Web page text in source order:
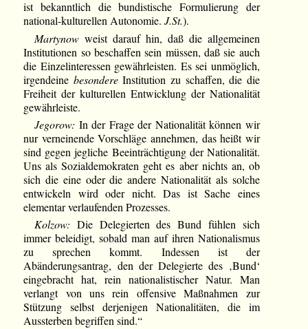
ist bekanntlich die bundistische Formulierung der
national-kulturellen Autonomie.J.St.).
Martynow weist darauf hin, daß die allgemeinen
Institutionen so beschaffen sein müssen, daß sie auch
die Einzelinteressen gewährleisten. Es sei unmöglich,
irgendeine besondereInstitution zu schaffen, die die
Freiheit der kulturellen Entwicklung der Nationalität
gewährleiste.
Jegorow: In der Frage der Nationalität können wir
nur verneinende Vorschläge annehmen, das heißt wir
sind gegen jegliche Beeinträchtigung der Nationalität.
Uns als Sozialdemokraten geht es aber nichts an, ob
sich die eine oder die andere Nationalität als solche
entwickeln wird oder nicht. Das ist Sache eines
elementar verlaufenden Prozesses.
Kolzow: Die Delegierten des Bund fühlen sich
immer beleidigt, sobald man auf ihren Nationalismus
zu sprechen kommt. Indessen ist der
Abänderungsantrag, den der Delegierte des ‚Bund‘
eingebracht hat, rein nationalistischer Natur. Man
verlangt von uns rein offensive Maßnahmen zur
Stützung selbst derjenigen Nationalitäten, die im
Aussterben begriffen sind.“